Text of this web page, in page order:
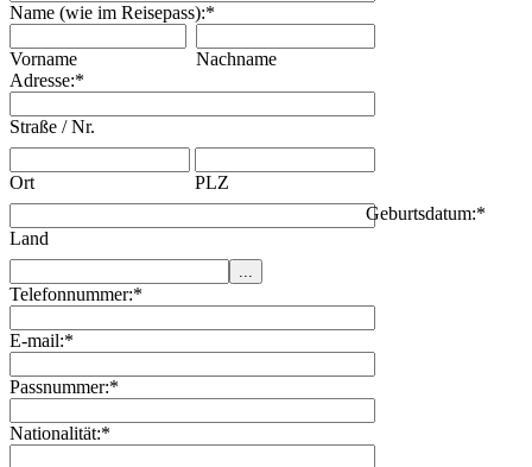
Name (wie im Reisepass):*
Vorname
Nachname
Adresse:*
Straße / Nr.
Ort PLZ
Land
Geburtsdatum:*
Telefonnummer:*
E-mail:*
Passnummer:*
Nationalität:*